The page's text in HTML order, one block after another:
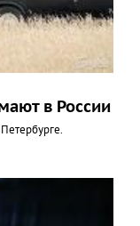
в России